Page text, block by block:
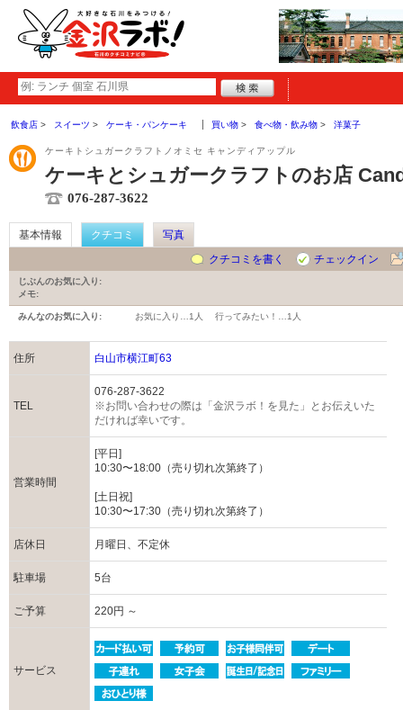
飲食店 スイーツ ケーキ・パンケーキ 買い物 食べ物・飲み物 洋菓子
ケーキトシュガークラフトノオミセ キャンディアップル
ケーキとシュガークラフトのお店
076-287-3622
基本情報 クチコミ
写真
クチコミを書く
チェックイン
じぶんのお気に入り:
メモ:
みんなのお気に入り: お気に入り… 1人 行ってみたい！… 1人
住所 白山市横江町63
TEL
076-287-3622
※お問い合わせの際は「金沢ラボ！を見た」とお伝えいた
だければ幸いです。
営業時間
[平日]
10:30〜18:00（売り切れ次第終了）
[土日祝]
10:30〜17:30（売り切れ次第終了）
店休日 月曜日、不定休
駐車場 5台
ご予算 220円 ～
サービス